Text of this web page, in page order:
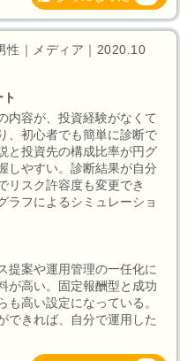
性｜メディア｜2020.10
内容が、投資経験がなくて
、初心者でも簡単に診断で
と投資先の構成比率が円グ
しやすい。診断結果が自分
リスク許容度も変更でき
ラフによるシミュレーショ
提案や運用管理の一任化に
が高い。固定報酬型と成功
高い設定になっている。
できれば、自分で運用した